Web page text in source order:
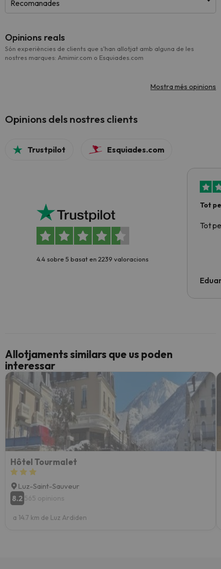
Recomanades
Opinions reals
Són experiències de clients que s'han allotjat amb alguna de les
nostres marques: Amimir.com o Esquiades.com
Mostra més opinions
Opinions dels nostres clients
Trustpilot Esquiades.com
4.4 sobre 5 basat en 2239 valoracions
Tot
Tot
Allotjaments similars que us poden
interessar
Hôtel Tourmalet
Luz-Saint-Sauveur
8.2 565 opinions
a 14.7 km de Luz Ardiden